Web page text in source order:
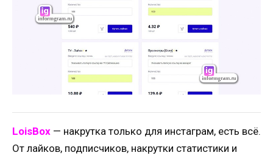
LoisBox — накрутка только для инстаграм, есть всё.
От лайков, подписчиков, накрутки статистики и